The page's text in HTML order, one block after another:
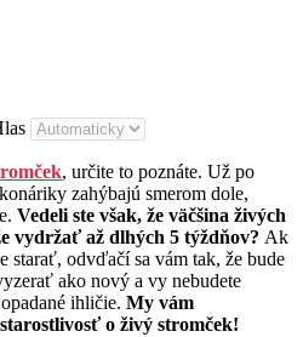
, určite to poznáte. Už po
zahýbajú smerom dole,
Vedeli ste však, že väčšina živých
vydržať až dlhých 5 týždňov? Ak
starať, odvďačí sa vám tak, že bude
ako nový a vy nebudete
ihličie. My vám
o živý stromček!